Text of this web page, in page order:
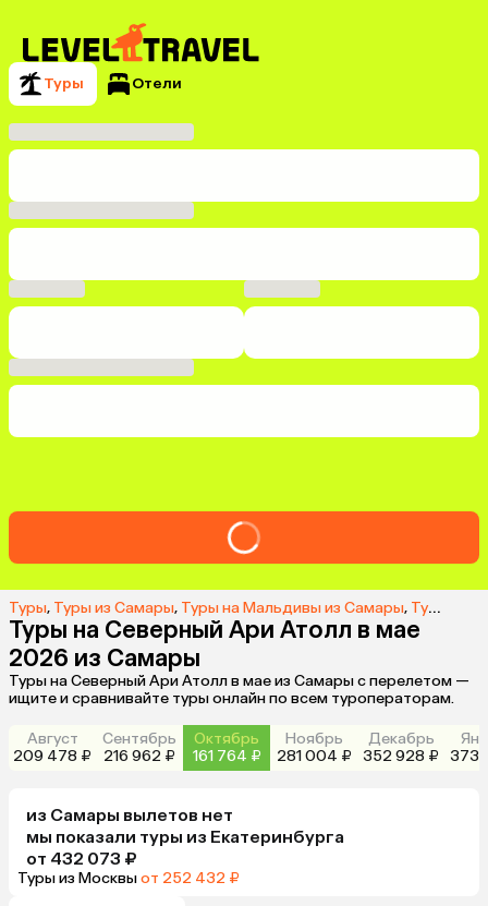
Туры Отели
Туры, Туры из Самары, Туры на Мальдивы из Самары, Туры на Северный Ари Атолл из Самары
Туры на Северный Ари Атолл в мае
2026 из Самары
Туры на Северный Ари Атолл в мае из Самары с перелетом —
ищите и сравнивайте туры онлайн по всем туроператорам.
Август
209 478 ₽
Сентябрь
216 962 ₽
Октябрь
161 764 ₽
Ноябрь
281 004 ₽
Декабрь
352 928 ₽
373
из Самары вылетов нет
мы показали туры из Екатеринбурга
от 432 073 ₽
Туры из Москвыот 252 432 ₽